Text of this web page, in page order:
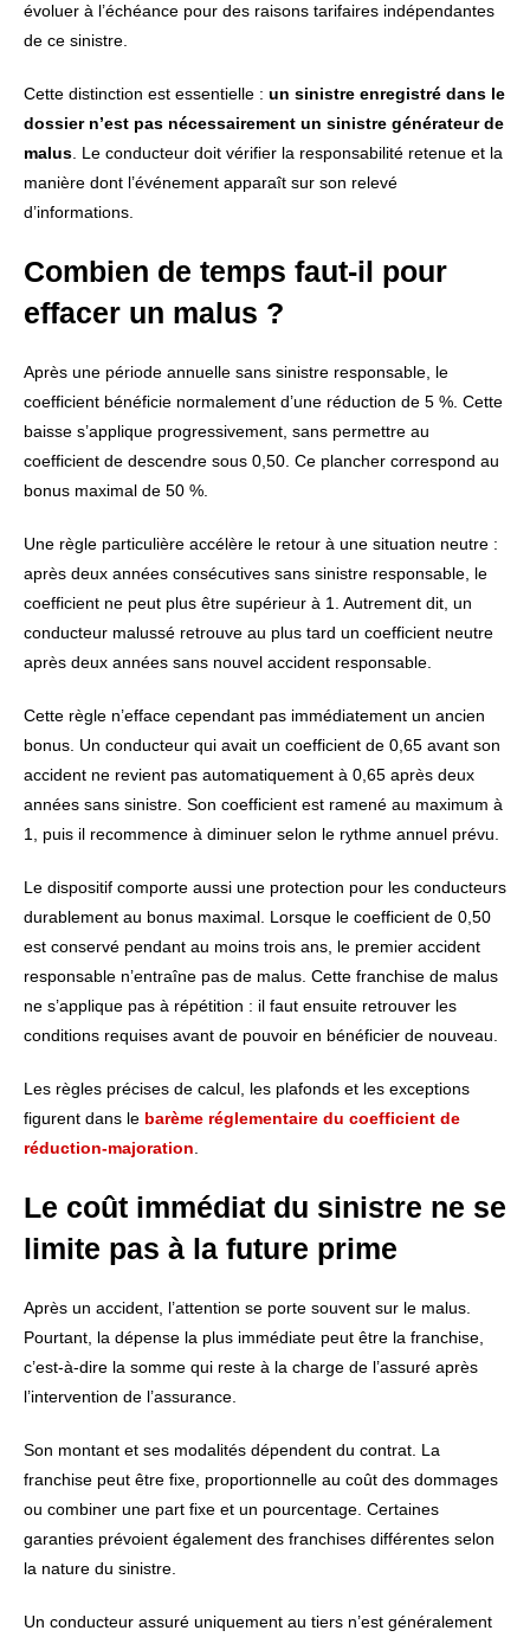
évoluer à l’échéance pour des raisons tarifaires indépendantes
de ce sinistre.
Cette distinction est essentielle : un sinistre enregistré dans le
dossier n’est pas nécessairement un sinistre générateur de
malus . Le conducteur doit vérifier la responsabilité retenue et la
manière dont l’événement apparaît sur son relevé
d’informations.
Combien de temps faut-il pour
effacer un malus ?
Après une période annuelle sans sinistre responsable, le
coefficient bénéficie normalement d’une réduction de 5 %. Cette
baisse s’applique progressivement, sans permettre au
coefficient de descendre sous 0,50. Ce plancher correspond au
bonus maximal de 50 %.
Une règle particulière accélère le retour à une situation neutre :
après deux années consécutives sans sinistre responsable, le
coefficient ne peut plus être supérieur à 1. Autrement dit, un
conducteur malussé retrouve au plus tard un coefficient neutre
après deux années sans nouvel accident responsable.
Cette règle n’efface cependant pas immédiatement un ancien
bonus. Un conducteur qui avait un coefficient de 0,65 avant son
accident ne revient pas automatiquement à 0,65 après deux
années sans sinistre. Son coefficient est ramené au maximum à
1, puis il recommence à diminuer selon le rythme annuel prévu.
Le dispositif comporte aussi une protection pour les conducteurs
durablement au bonus maximal. Lorsque le coefficient de 0,50
est conservé pendant au moins trois ans, le premier accident
responsable n’entraîne pas de malus. Cette franchise de malus
ne s’applique pas à répétition : il faut ensuite retrouver les
conditions requises avant de pouvoir en bénéficier de nouveau.
Les règles précises de calcul, les plafonds et les exceptions
figurent dans le barème réglementaire du coefficient de
réduction-majoration
Le coût immédiat du sinistre ne se
limite pas à la future prime
Après un accident, l’attention se porte souvent sur le malus.
Pourtant, la dépense la plus immédiate peut être la franchise,
c’est-à-dire la somme qui reste à la charge de l’assuré après
l’intervention de l’assurance.
Son montant et ses modalités dépendent du contrat. La
franchise peut être fixe, proportionnelle au coût des dommages
ou combiner une part fixe et un pourcentage. Certaines
garanties prévoient également des franchises différentes selon
la nature du sinistre.
Un conducteur assuré uniquement au tiers n’est généralement